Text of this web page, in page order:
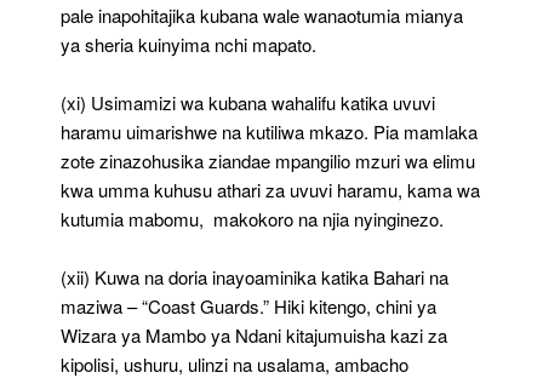
pale inapohitajika kubana wale wanaotumia mianya
ya sheria kuinyima nchi mapato.
(xi) Usimamizi wa kubana wahalifu katika uvuvi
haramu uimarishwe na kutiliwa mkazo. Pia mamlaka
zote zinazohusika ziandae mpangilio mzuri wa elimu
kwa umma kuhusu athari za uvuvi haramu, kama wa
kutumia mabomu, makokoro na njia nyinginezo.
(xii) Kuwa na doria inayoaminika katika Bahari na
maziwa – “Coast Guards.” Hiki kitengo, chini ya
Wizara ya Mambo ya Ndani kitajumuisha kazi za
kipolisi, ushuru, ulinzi na usalama, ambacho